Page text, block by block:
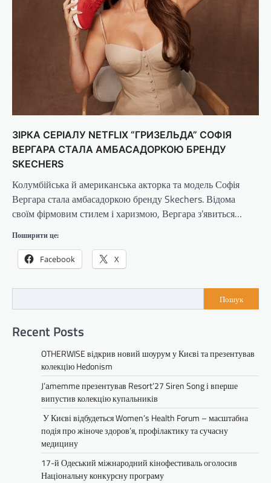
ЗІРКА СЕРІАЛУ NETFLIX “ГРИЗЕЛЬДА” СОФІЯ
ВЕРГАРА СТАЛА АМБАСАДОРКОЮ БРЕНДУ
SKECHERS
Колумбійська й американська акторка та модель Софія
Вергара стала амбасадоркою бренду Skechers. Відома
своїм фірмовим стилем і харизмою, Вергара з’явиться…
Поширити це:
Facebook X
Пошук
Recent Posts
OTHERWISE відкрив новий шоурум у Києві та презентував
колекцію Hedonism
J’amemme презентував Resort’27 Siren Song і вперше
випустив колекцію купальників
У Києві відбудеться Women’s Health Forum – масштабна
подія про жіноче здоров’я, профілактику та сучасну
медицину
17-й Одеський міжнародний кінофестиваль оголосив
Національну конкурсну програму